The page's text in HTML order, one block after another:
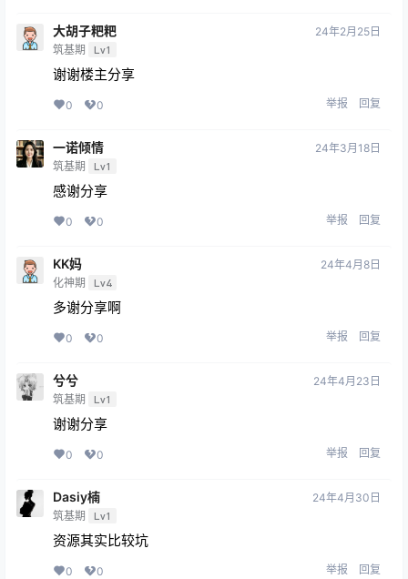
大胡子粑粑
筑基期 Lv1
24年2月25日
谢谢楼主分享
0 0 举报 回复
一诺倾情
筑基期 Lv1
24年3月18日
感谢分享
0 0 举报 回复
KK妈
化神期 Lv4
24年4月8日
多谢分享啊
0 0 举报 回复
兮兮
筑基期 Lv1
24年4月23日
谢谢分享
0 0 举报 回复
Dasiy楠
筑基期 Lv1
24年4月30日
资源其实比较坑
0 0 举报 回复